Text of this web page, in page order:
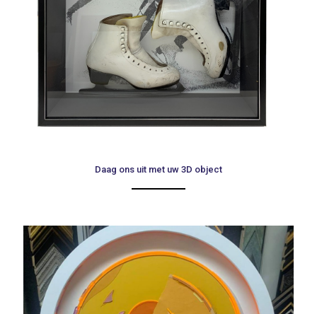
Daag ons uit met uw 3D object